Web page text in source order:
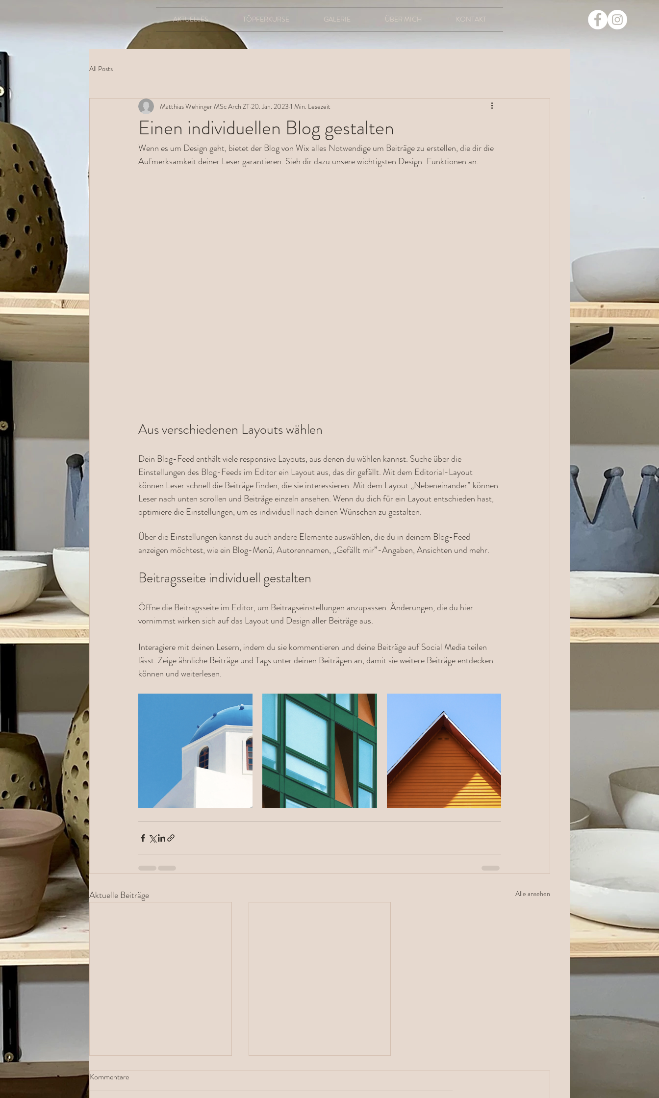
AKTUELLES TÖPFERKURSE GALERIE ÜBER MICH KONTAKT
All Posts
Einen individuellen Blog gestalten
Matthias Wehinger MSc Arch ZT 20. Jan. 2023 1 Min. Lesezeit
Wenn es um Design geht, bietet der Blog von Wix alles Notwendige um Beiträge zu erstellen, die dir die
Aufmerksamkeit deiner Leser garantieren. Sieh dir dazu unsere wichtigsten Design-Funktionen an.
Aus verschiedenen Layouts wählen
Dein Blog-Feed enthält viele responsive Layouts, aus denen du wählen kannst. Suche über die
Einstellungen des Blog-Feeds im Editor ein Layout aus, das dir gefällt. Mit dem Editorial-Layout
können Leser schnell die Beiträge finden, die sie interessieren. Mit dem Layout „Nebeneinander” können
Leser nach unten scrollen und Beiträge einzeln ansehen. Wenn du dich für ein Layout entschieden hast,
optimiere die Einstellungen, um es individuell nach deinen Wünschen zu gestalten.
Über die Einstellungen kannst du auch andere Elemente auswählen, die du in deinem Blog-Feed
anzeigen möchtest, wie ein Blog-Menü, Autorennamen, „Gefällt mir”-Angaben, Ansichten und mehr.
Beitragsseite individuell gestalten
Öffne die Beitragsseite im Editor, um Beitragseinstellungen anzupassen. Änderungen, die du hier
vornimmst wirken sich auf das Layout und Design aller Beiträge aus.
Interagiere mit deinen Lesern, indem du sie kommentieren und deine Beiträge auf Social Media teilen
lässt. Zeige ähnliche Beiträge und Tags unter deinen Beiträgen an, damit sie weitere Beiträge entdecken
können und weiterlesen.
Aktuelle Beiträge Alle ansehen
Kommentare